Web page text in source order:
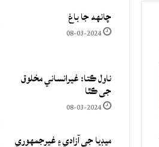
چانهه جا باغ
08-03-2024
ناول ڪتا: غيرانساني مخلوق
جي ڪٿا
08-03-2024
ميڊيا جي آزادي ۽ غيرجمھوري